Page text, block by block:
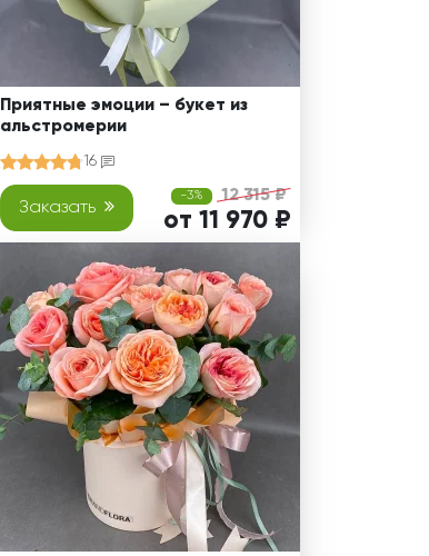
Приятные эмоции – букет из
альстромерии
16
Заказать
-3% 12 315 ₽
от 11 970 ₽